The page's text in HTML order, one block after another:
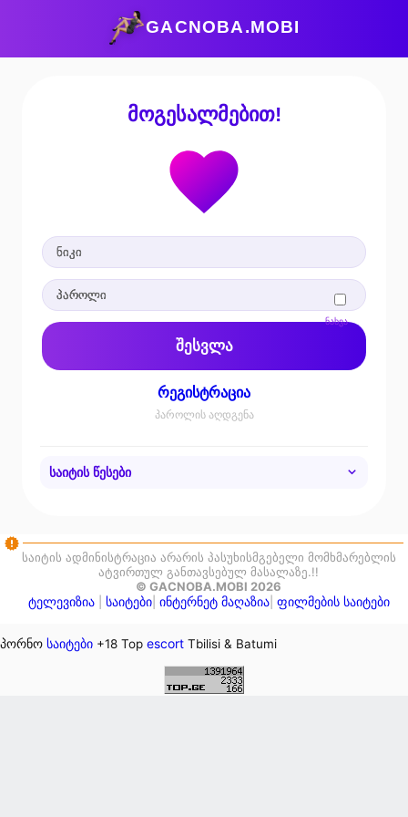
GACNOBA.MOBI
მოგესალმებით!
ნახვა
შესვლა
რეგისტრაცია
პაროლის აღდგენა
საიტის წესები
საიტის ადმინისტრაცია არარის პასუხისმგებელი მომხმარებლის
ატვირთულ განთავსებულ მასალაზე.!!
© GACNOBA.MOBI 2026
ტელევიზია| საიტები| ინტერნეტ მაღაზია| ფილმების საიტები
პორნო საიტები +18 Top escort Tbilisi & Batumi